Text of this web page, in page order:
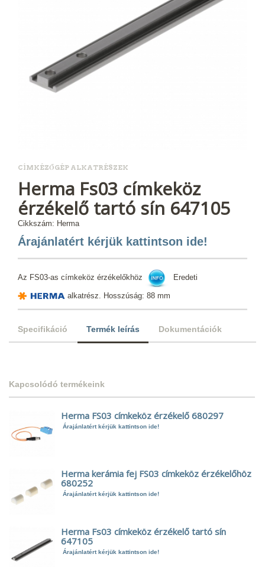
CÍMKÉZŐGÉP ALKATRÉSZEK
Herma Fs03 címkeköz
érzékelő tartó sín 647105
Cikkszám: Herma
Árajánlatért kérjük kattintson ide!
Az FS03-as címkeköz érzékelőkhöz Eredeti
alkatrész. Hosszúság: 88 mm
Specifikáció Termék leírás Dokumentációk
Kapcsolódó termékeink
Herma FS03 címkeköz érzékelő 680297
Árajánlatért kérjük kattintson ide!
Herma kerámia fej FS03 címkeköz érzékelőhöz
680252
Árajánlatért kérjük kattintson ide!
Herma Fs03 címkeköz érzékelő tartó sín
647105
Árajánlatért kérjük kattintson ide!